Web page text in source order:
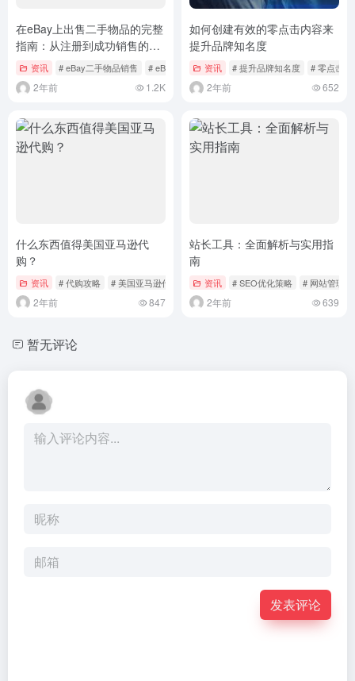
在eBay上出售二手物品的完整
指南：从注册到成功销售的详
细步骤
资讯 # eBay二手物品销售 # eBay卖家指南
2年前 1.2K
如何创建有效的零点击内容来
提升品牌知名度
资讯 # 提升品牌知名度 # 零点击
2年前 652
什么东西值得美国亚马逊代
购？
资讯 # 代购攻略 # 美国亚马逊代购
2年前 847
站长工具：全面解析与实用指
南
资讯 # SEO优化策略 # 网站管理
2年前 639
暂无评论
发表评论